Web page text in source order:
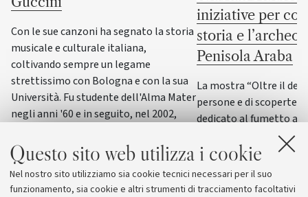
Questo sito web utilizza i cookie
Nel nostro sito utilizziamo sia cookie tecnici necessari per il suo
funzionamento, sia cookie e altri strumenti di tracciamento facoltativi
Con le sue canzoni ha segnato la storia
musicale e culturale italiana,
coltivando sempre un legame
strettissimo con Bologna e con la sua
Università. Fu studente dell'Alma Mater
negli anni '60 e in seguito, nel 2002,
Scienze della formazione primaria
iniziative per
storia e
Penisola Araba
La mostra “Oltre il
persone e di scoperte”
dedicato al fumetto
italiano
convegno
archeologia e storia
Araba